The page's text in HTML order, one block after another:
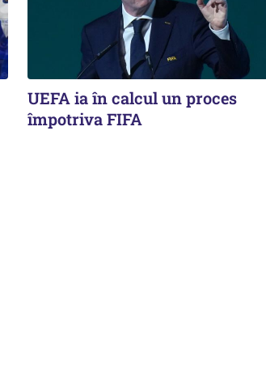
UEFA ia în calcul un proces
împotriva FIFA